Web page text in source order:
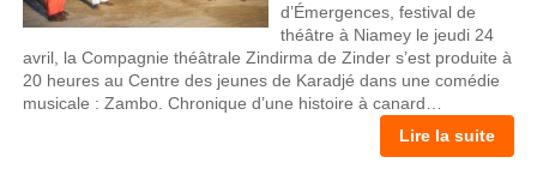
d’Émergences, festival de
théâtre à Niamey le jeudi 24
avril, la Compagnie théâtrale Zindirma de Zinder s’est produite à
20 heures au Centre des jeunes de Karadjé dans une comédie
musicale : Zambo. Chronique d’une histoire à canard…
Lire la suite